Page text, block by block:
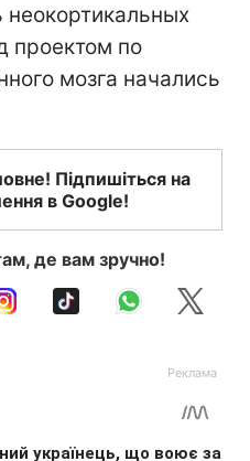
проектом по
мозга начались
Підпишіться на
в Google!
де вам зручно!